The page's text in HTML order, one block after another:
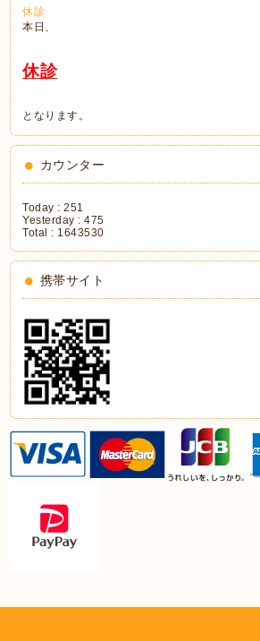
休診
本日、
休診
となります。
カウンター
Today :251
Yesterday :475
Total : 1643530
携帯サイト